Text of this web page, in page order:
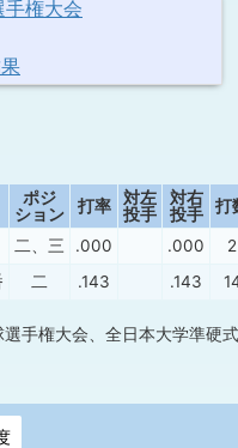
権大会
ポジ
ション
打率
対左
投手
対右
投手
打
二、三 .000 .000 2
二 .143 .143
手権大会、全日本大学準硬